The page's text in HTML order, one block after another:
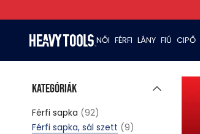
NŐI FÉRFI LÁNY FIÚ CIPŐ
Kategóriák
Férfi sapka (92)
Férfi sapka, sál szett (9)